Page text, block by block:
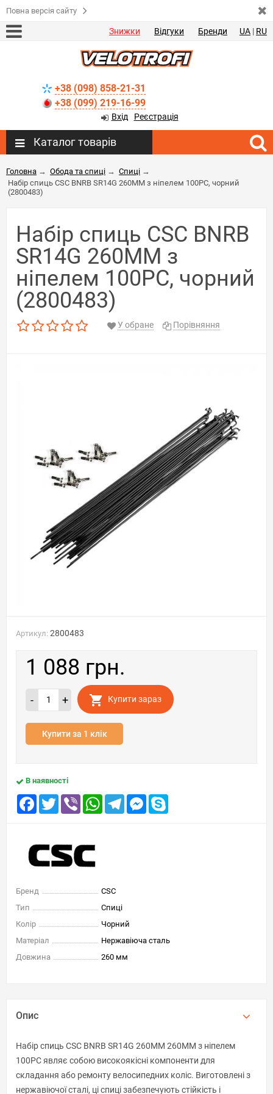
Повна версія сайту
Знижки Відгуки Бренди UA | RU
+38 (098) 858-21-31
+38 (099) 219-16-99
Вхід Реєстрація
Каталог товарів
Головна → Обода та спиці → Спиці →
Набір спиць CSC BNRB SR14G 260MM з ніпелем 100PC, чорний
(2800483)
Набір спиць CSC BNRB
SR14G 260MM з
ніпелем 100PC, чорний
(2800483)
У обране Порівняння
Артикул: 2800483
1 088 грн.
- + Купити зараз
Купити за 1 клік
В наявності
Facebook
TwitterViber WhatsAppTelegramMessenger
Бренд
CSC
Тип
Спиці
Колір
Чорний
Матеріал
Нержавіюча сталь
Довжина
260 мм
Опис
Набір спиць CSC BNRB SR14G 260MM 260MM з ніпелем
100PC являє собою високоякісні компоненти для
складання або ремонту велосипедних коліс. Виготовлені з
нержавіючої сталі, ці спиці забезпечують стійкість і